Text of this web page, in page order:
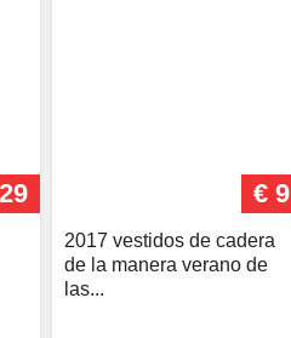
€ 9
2017 vestidos de cadera
de la manera verano de
las...